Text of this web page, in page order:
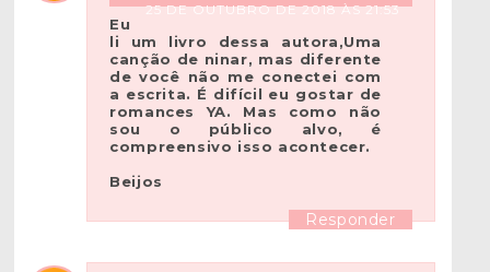
25 DE OUTUBRO DE 2018 ÀS 21:53
Eu
li um livro dessa autora,Uma
canção de ninar, mas diferente
de você não me conectei com
a escrita. É difícil eu gostar de
romances YA. Mas como não
sou o público alvo, é
compreensivo isso acontecer.
Beijos
Responder